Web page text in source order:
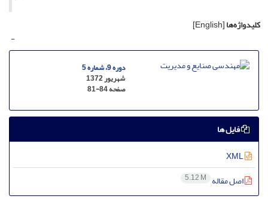
کلیدواژه‌ها[English]
-
دوره 9، شماره 5
شهریور 1372
صفحه81-84
فایل ها
اصل مقاله 5.12 M